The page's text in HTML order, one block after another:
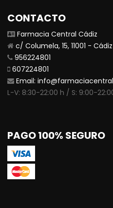
CONTACTO
Farmacia Central Cádiz
c/ Columela, 15, 11001 -
956224801
607224801
Email:
L-V: 8:30-22:00 h / S: 9:00-
PAGO 100% SEGURO